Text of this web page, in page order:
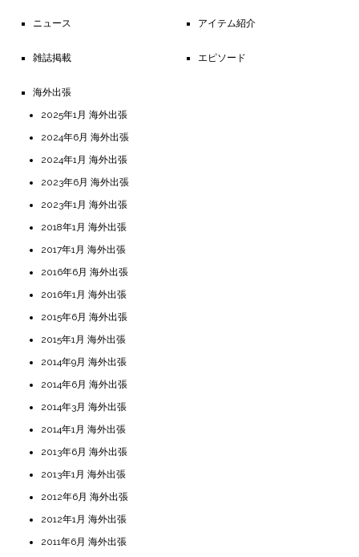
ニュース アイテム紹介
雑誌掲載 エピソード
海外出張
2025年1月 海外出張
2024年6月 海外出張
2024年1月 海外出張
2023年6月 海外出張
2023年1月 海外出張
2018年1月 海外出張
2017年1月 海外出張
2016年6月 海外出張
2016年1月 海外出張
2015年6月 海外出張
2015年1月 海外出張
2014年9月 海外出張
2014年6月 海外出張
2014年3月 海外出張
2014年1月 海外出張
2013年6月 海外出張
2013年1月 海外出張
2012年6月 海外出張
2012年1月 海外出張
2011年6月 海外出張